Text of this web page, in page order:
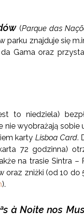
(Parque das
znajduje się
da Gama oraz
to niedziela)
wyobrażają
karty Lisboa Card.
72 godzinna)
na trasie Sintra –
zniżki (od 10 do
).
à Noite nos